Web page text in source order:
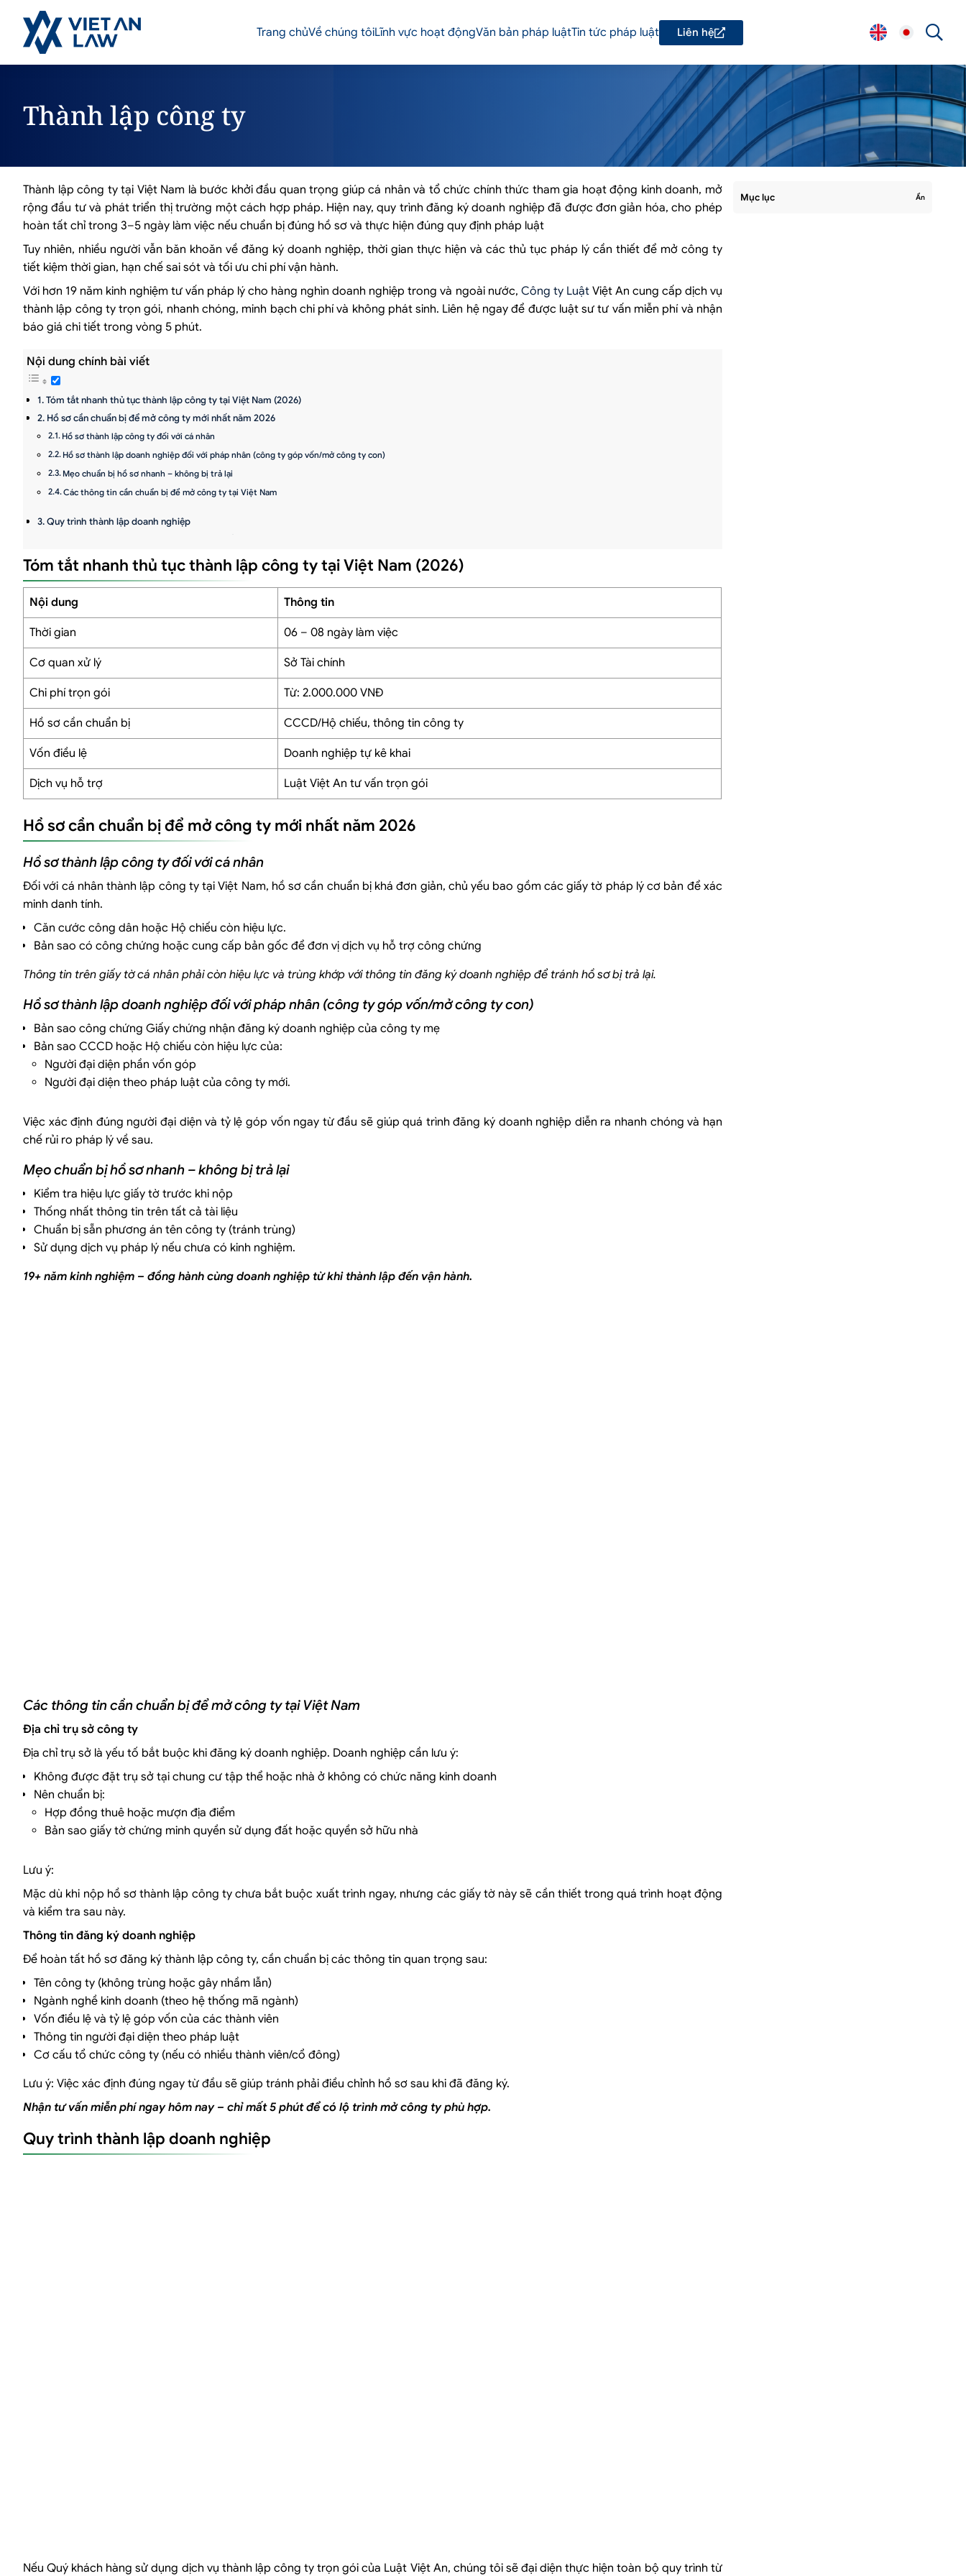
Trang chủVề chúng tôiLĩnh vực hoạt độngVăn bản pháp luậtTin tức pháp luật Liên hệ
Thành lập công ty
Thành lập công ty tại Việt Nam là bước khởi đầu quan trọng giúp cá nhân và tổ chức chính thức tham gia hoạt động kinh doanh, mở
rộng đầu tư và phát triển thị trường một cách hợp pháp. Hiện nay, quy trình đăng ký doanh nghiệp đã được đơn giản hóa, cho phép
hoàn tất chỉ trong 3–5 ngày làm việc nếu chuẩn bị đúng hồ sơ và thực hiện đúng quy định pháp luật
Tuy nhiên, nhiều người vẫn băn khoăn về đăng ký doanh nghiệp, thời gian thực hiện và các thủ tục pháp lý cần thiết để mở công ty
tiết kiệm thời gian, hạn chế sai sót và tối ưu chi phí vận hành.
Với hơn 19 năm kinh nghiệm tư vấn pháp lý cho hàng nghìn doanh nghiệp trong và ngoài nước, Công ty LuậtViệt An cung cấp dịch vụ
thành lập công ty trọn gói, nhanh chóng, minh bạch chi phí và không phát sinh. Liên hệ ngay để được luật sư tư vấn miễn phí và nhận
báo giá chi tiết trong vòng 5 phút.
Nội dung chính bài viết
Tóm tắt nhanh thủ tục thành lập công ty tại Việt Nam (2026)
Hồ sơ cần chuẩn bị để mở công ty mới nhất năm 2026
Hồ sơ thành lập công ty đối với cá nhân
Hồ sơ thành lập doanh nghiệp đối với pháp nhân (công ty góp vốn/mở công ty con)
Mẹo chuẩn bị hồ sơ nhanh – không bị trả lại
Các thông tin cần chuẩn bị để mở công ty tại Việt Nam
Quy trình thành lập doanh nghiệp
Chi phí thành lập công ty năm 2026 (Trọn gói, không phát sinh)
Vì sao nên sử dụng dịch vụ đăng ký doanh nghiệp?
Các công việc doanh nghiệp cần thực hiện sau thủ tục đăng ký doanh nghiệp
Các trường hợp nên mở công ty
Khi khách hàng mục tiêu là tổ chức, doanh nghiệp
Khi đối tác cần ký hợp đồng với đơn vị có tư cách pháp nhân
Các trường hợp chưa cần thành lập doanh nghiệp
Những lưu ý quan trọng khi mở công ty năm 2026
Về mức vốn điều lệ – Không cần chứng minh nhưng phải chịu trách nhiệm
Lựa chọn loại hình công ty phù hợp
Đặt tên công ty đúng quy định
Ngành nghề kinh doanh
Người đại diện theo pháp luật
Tại sao nên sử dụng dịch vụ của Luật Việt An
Là đơn vị dịch vụ pháp lý đa lĩnh vực – Đồng hành toàn diện cùng doanh nghiệp
Chi phí pháp lý phù hợp, giải pháp tối ưu
Hỗ trợ pháp lý toàn diện trong quá trình hoạt động của doanh nghiệp
Dịch vụ trọn gói sau thành lập – Tiết kiệm chi phí, tối ưu thời gian
Hệ thống văn phòng hai đầu đất nước – Lợi thế vượt trội trong hỗ trợ pháp lý
Luật Việt An – Giải pháp pháp lý tối ưu cho doanh nghiệp ngay từ đầu
Câu hỏi thường gặp khi thành lập công ty tại Việt Nam (FAQ 2026)
Mở công ty cần vốn không?
Nên chọn loại hình công ty nào?
Thành lập công ty có cần hộ khẩu thường trú hay không?
Có thể lựa chọn ngày hiển thị trên đăng ký doanh nghiệp không?
Để tối ưu thời điểm cấp phép, nên liên hệ Luật Việt An để được tư vấn cụ thể.
Hậu quả pháp lý khi mở công ty không kinh doanh, kê khai thuế là gì
Sau khi thành lập, nếu doanh nghiệp:
Có thể đối mặt với các rủi ro nghiêm trọng:
Tóm tắt nhanh thủ tục thành lập công ty tại Việt Nam (2026)
Nội dung Thông tin
Thời gian 06 – 08 ngày làm việc
Cơ quan xử lý Sở Tài chính
Chi phí trọn gói Từ: 2.000.000 VNĐ
Hồ sơ cần chuẩn bị CCCD/Hộ chiếu, thông tin công ty
Vốn điều lệ Doanh nghiệp tự kê khai
Dịch vụ hỗ trợ Luật Việt An tư vấn trọn gói
Hồ sơ cần chuẩn bị để mở công ty mới nhất năm 2026
Hồ sơ thành lập công ty đối với cá nhân
Đối với cá nhân thành lập công ty tại Việt Nam, hồ sơ cần chuẩn bị khá đơn giản, chủ yếu bao gồm các giấy tờ pháp lý cơ bản để xác
minh danh tính.
Căn cước công dân hoặc Hộ chiếu còn hiệu lực.
Bản sao có công chứng hoặc cung cấp bản gốc để đơn vị dịch vụ hỗ trợ công chứng
Thông tin trên giấy tờ cá nhân phải còn hiệu lực và trùng khớp với thông tin đăng ký doanh nghiệp để tránh hồ sơ bị trả lại.
Hồ sơ thành lập doanh nghiệp đối với pháp nhân (công ty góp vốn/mở công ty con)
Bản sao công chứng Giấy chứng nhận đăng ký doanh nghiệp của công ty mẹ
Bản sao CCCD hoặc Hộ chiếu còn hiệu lực của:
Người đại diện phần vốn góp
Người đại diện theo pháp luật của công ty mới.
Việc xác định đúng người đại diện và tỷ lệ góp vốn ngay từ đầu sẽ giúp quá trình đăng ký doanh nghiệp diễn ra nhanh chóng và hạn
chế rủi ro pháp lý về sau.
Mẹo chuẩn bị hồ sơ nhanh – không bị trả lại
Kiểm tra hiệu lực giấy tờ trước khi nộp
Thống nhất thông tin trên tất cả tài liệu
Chuẩn bị sẵn phương án tên công ty (tránh trùng)
Sử dụng dịch vụ pháp lý nếu chưa có kinh nghiệm.
19+ năm kinh nghiệm – đồng hành cùng doanh nghiệp từ khi thành lập đến vận hành.
Các thông tin cần chuẩn bị để mở công ty tại Việt Nam
Địa chỉ trụ sở công ty
Địa chỉ trụ sở là yếu tố bắt buộc khi đăng ký doanh nghiệp. Doanh nghiệp cần lưu ý:
Không được đặt trụ sở tại chung cư tập thể hoặc nhà ở không có chức năng kinh doanh
Nên chuẩn bị:
Hợp đồng thuê hoặc mượn địa điểm
Bản sao giấy tờ chứng minh quyền sử dụng đất hoặc quyền sở hữu nhà
Lưu ý:
Mặc dù khi nộp hồ sơ thành lập công ty chưa bắt buộc xuất trình ngay, nhưng các giấy tờ này sẽ cần thiết trong quá trình hoạt động
và kiểm tra sau này.
Thông tin đăng ký doanh nghiệp
Để hoàn tất hồ sơ đăng ký thành lập công ty, cần chuẩn bị các thông tin quan trọng sau:
Tên công ty (không trùng hoặc gây nhầm lẫn)
Ngành nghề kinh doanh (theo hệ thống mã ngành)
Vốn điều lệ và tỷ lệ góp vốn của các thành viên
Thông tin người đại diện theo pháp luật
Cơ cấu tổ chức công ty (nếu có nhiều thành viên/cổ đông)
Lưu ý: Việc xác định đúng ngay từ đầu sẽ giúp tránh phải điều chỉnh hồ sơ sau khi đã đăng ký.
Nhận tư vấn miễn phí ngay hôm nay – chỉ mất 5 phút để có lộ trình mở công ty phù hợp.
Quy trình thành lập doanh nghiệp
Nếu Quý khách hàng sử dụng dịch vụ thành lập công ty trọn gói của Luật Việt An, chúng tôi sẽ đại diện thực hiện toàn bộ quy trình từ
Mục lục Ẩn